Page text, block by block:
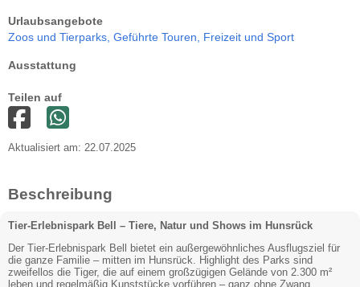
Urlaubsangebote
Zoos und Tierparks, Geführte Touren, Freizeit und Sport
Ausstattung
Teilen auf
Aktualisiert am: 22.07.2025
Beschreibung
Tier-Erlebnispark Bell – Tiere, Natur und Shows im Hunsrück
Der Tier-Erlebnispark Bell bietet ein außergewöhnliches Ausflugsziel für
die ganze Familie – mitten im Hunsrück. Highlight des Parks sind
zweifellos die Tiger, die auf einem großzügigen Gelände von 2.300 m²
leben und regelmäßig Kunststücke vorführen – ganz ohne Zwang,